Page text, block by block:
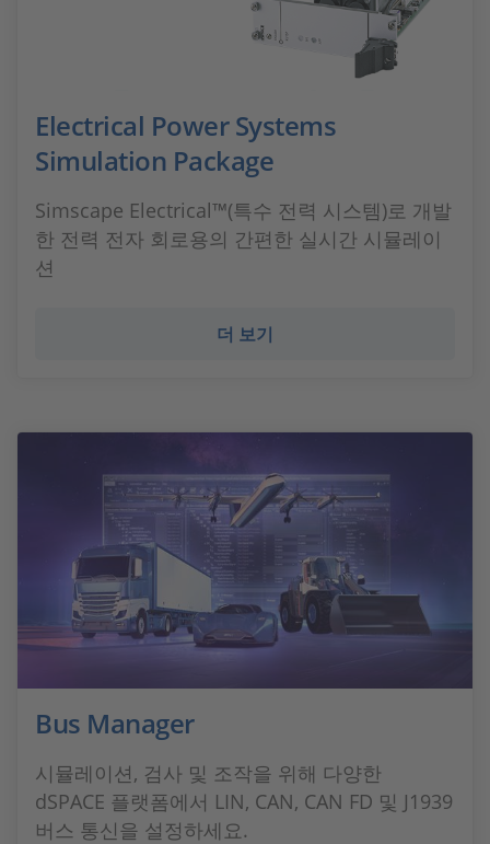
Electrical Power Systems
Simulation Package
Simscape Electrical™(특수 전력 시스템)로 개발
한 전력 전자 회로용의 간편한 실시간 시뮬레이
션
더 보기
Bus Manager
시뮬레이션, 검사 및 조작을 위해 다양한
dSPACE 플랫폼에서 LIN, CAN, CAN FD 및 J1939
버스 통신을 설정하세요.